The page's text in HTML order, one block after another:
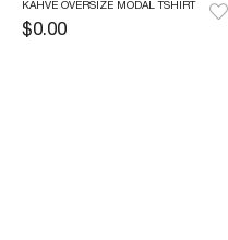
KAHVE OVERSIZE MODAL TSHIRT
$0.00